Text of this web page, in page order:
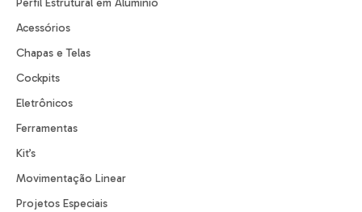
Perfil Estrutural em Alumínio
Acessórios
Chapas e Telas
Cockpits
Eletrônicos
Ferramentas
Kit’s
Movimentação Linear
Projetos Especiais